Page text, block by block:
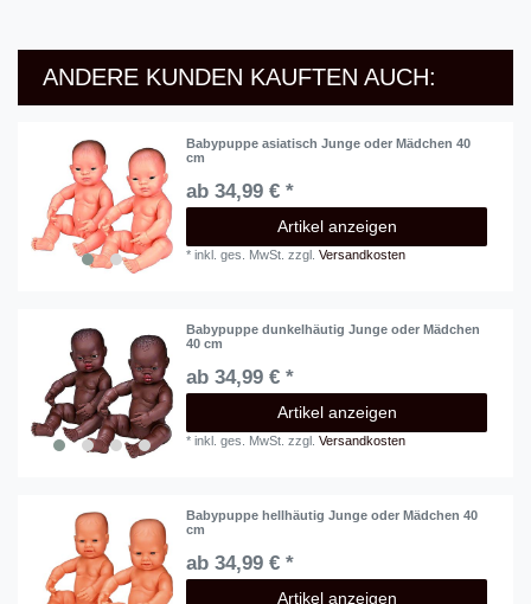
ANDERE KUNDEN KAUFTEN AUCH:
Babypuppe asiatisch Junge oder Mädchen 40
cm
ab 34,99 € *
Artikel anzeigen
*inkl. ges. MwSt. zzgl.Versandkosten
Babypuppe dunkelhäutig Junge oder Mädchen
40 cm
ab 34,99 € *
Artikel anzeigen
*inkl. ges. MwSt. zzgl.Versandkosten
Babypuppe hellhäutig Junge oder Mädchen 40
cm
ab 34,99 € *
Artikel anzeigen